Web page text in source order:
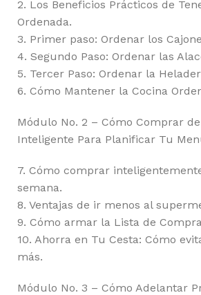
2. Los Beneficios Prácticos de
Ordenada.
3. Primer paso: Ordenar los
4. Segundo Paso: Ordenar las
5. Tercer Paso: Ordenar la
6. Cómo Mantener la Cocina
Módulo No. 2 – Cómo Comprar
Inteligente Para Planificar Tu
7. Cómo comprar
semana.
8. Ventajas de ir menos al
9. Cómo armar la Lista de
10. Ahorra en Tu Cesta: Cómo
más.
Módulo No. 3 – Cómo Adelantar